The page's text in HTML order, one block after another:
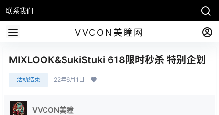
联系我们
VVCON美瞳网
MIXLOOK&SukiStuki 618限时秒杀 特别企划
活动结束 22年6月1日
VVCON美瞳